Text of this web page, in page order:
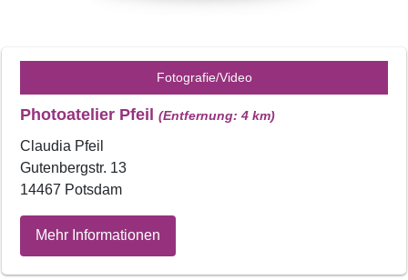
Fotografie/Video
Photoatelier Pfeil (Entfernung: 4 km)
Claudia Pfeil
Gutenbergstr. 13
14467 Potsdam
Mehr Informationen